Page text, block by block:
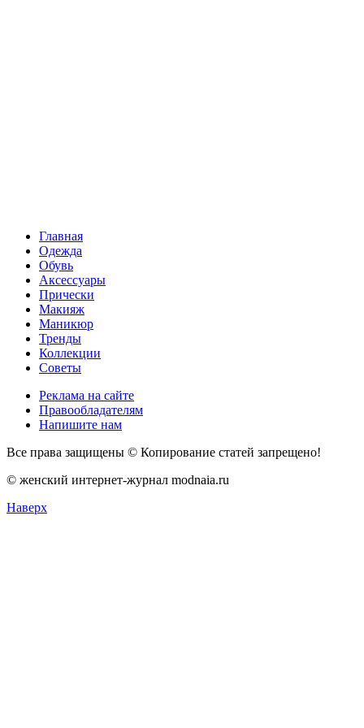
Главная
Одежда
Обувь
Аксессуары
Прически
Макияж
Маникюр
Тренды
Коллекции
Советы
Реклама на сайте
Правообладателям
Напишите нам
Все права защищены © Копирование статей запрещено!
© женский интернет-журнал modnaia.ru
Наверх